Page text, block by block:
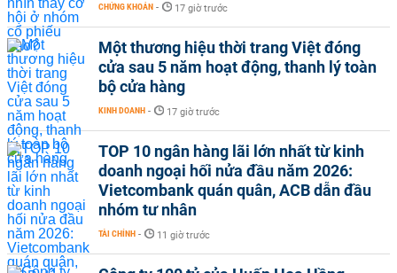
CHỨNG KHOÁN - 17 giờ trước
Một thương hiệu thời trang Việt đóng
cửa sau 5 năm hoạt động, thanh lý toàn
bộ cửa hàng
KINH DOANH - 17 giờ trước
TOP 10 ngân hàng lãi lớn nhất từ kinh
doanh ngoại hối nửa đầu năm 2026:
Vietcombank quán quân, ACB dẫn đầu
nhóm tư nhân
TÀI CHÍNH - 11 giờ trước